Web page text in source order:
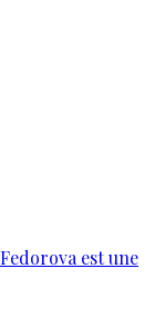
est une